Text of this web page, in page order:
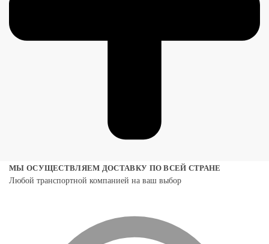
МЫ ОСУЩЕСТВЛЯЕМ ДОСТАВКУ ПО ВСЕЙ СТРАНЕ
Любой транспортной компанией на ваш выбор